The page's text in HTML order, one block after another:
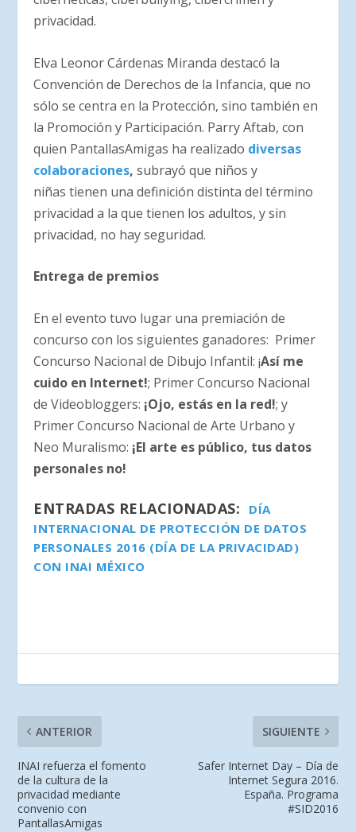
privacidad.
Elva Leonor Cárdenas Miranda destacó la
Convención de Derechos de la Infancia, que no
sólo se centra en la Protección, sino también en
la Promoción y Participación. Parry Aftab, con
quien PantallasAmigas ha realizado diversas
colaboraciones,subrayó que niños y
niñas tienen una definición distinta del término
privacidad a la que tienen los adultos, y sin
privacidad, no hay seguridad.
Entrega de premios
En el evento tuvo lugar una premiación de
concurso con los siguientes ganadores: Primer
Concurso Nacional de Dibujo Infantil: ¡Así me
cuido en Internet!; Primer Concurso Nacional
de Videobloggers: ¡Ojo, estás en la red!; y
Primer Concurso Nacional de Arte Urbano y
Neo Muralismo: ¡El arte es público, tus datos
personales no!
ENTRADAS RELACIONADAS:
DÍA
INTERNACIONAL DE PROTECCIÓN DE DATOS
PERSONALES 2016 (DÍA DE LA PRIVACIDAD)
CON INAI MÉXICO
ANTERIOR
INAI refuerza el fomento
de la cultura de la
privacidad mediante
convenio con
PantallasAmigas
SIGUIENTE
Safer Internet Day – Día de
Internet Segura 2016.
España. Programa
#SID2016